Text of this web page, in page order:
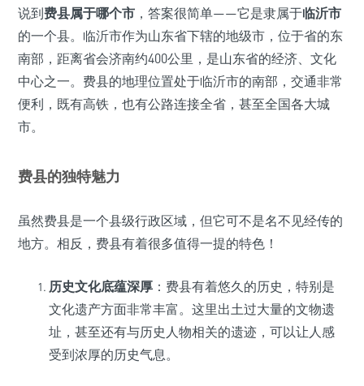
说到费县属于哪个市 ，答案很简单——它是隶属于临沂市
的一个县。临沂市作为山东省下辖的地级市，位于省的东
南部，距离省会济南约400公里，是山东省的经济、文化
中心之一。费县的地理位置处于临沂市的南部，交通非常
便利，既有高铁，也有公路连接全省，甚至全国各大城
市。
费县的独特魅力
虽然费县是一个县级行政区域，但它可不是名不见经传的
地方。相反，费县有着很多值得一提的特色！
历史文化底蕴深厚 ：费县有着悠久的历史，特别是
文化遗产方面非常丰富。这里出土过大量的文物遗
址，甚至还有与历史人物相关的遗迹，可以让人感
受到浓厚的历史气息。